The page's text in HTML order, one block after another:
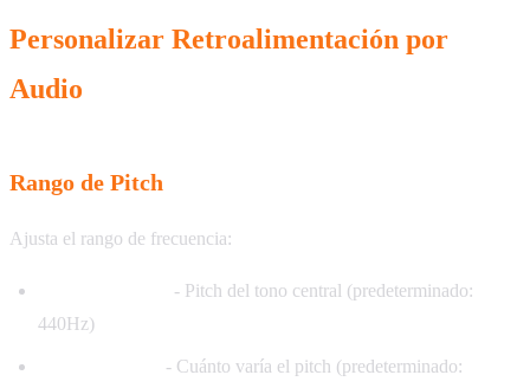
Personalizar Retroalimentación por
Audio
Rango de Pitch
Ajusta el rango de frecuencia:
- Pitch del tono central (predeterminado:
440Hz)
- Cuánto varía el pitch (predeterminado: